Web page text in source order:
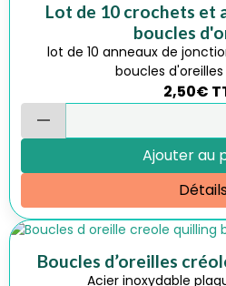
Lot de 10 crochets et
boucles
lot de 10 anneaux de
boucles
2,50€
Ajouter au
Boucles d’oreilles
Acier inoxydable